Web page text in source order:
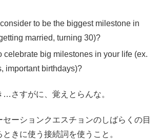
to be the biggest milestone in
married, turning 30)?
celebrate big milestones in your life (ex.
important birthdays)?
さすがに、覚えとらんな。
ーションクエスチョンのしばらくの目
きに使う接続詞を使うこと。